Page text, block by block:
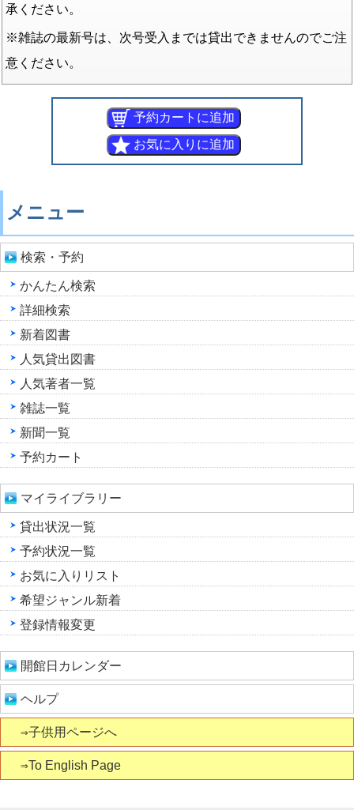
承ください。
※雑誌の最新号は、次号受入までは貸出できませんのでご注
意ください。
メニュー
検索・予約
かんたん検索
詳細検索
新着図書
人気貸出図書
人気著者一覧
雑誌一覧
新聞一覧
予約カート
マイライブラリー
貸出状況一覧
予約状況一覧
お気に入りリスト
希望ジャンル新着
登録情報変更
開館日カレンダー
ヘルプ
⇒子供用ページへ
⇒To English Page